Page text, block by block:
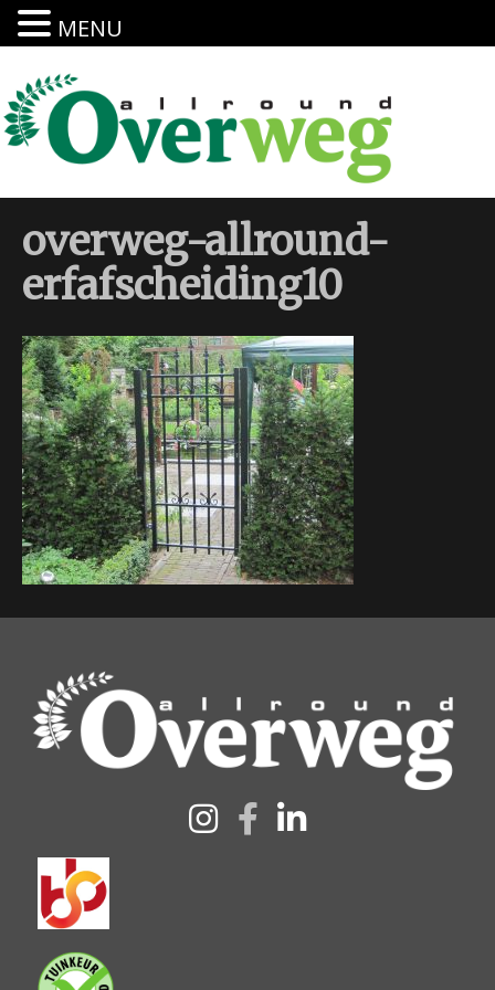
overweg-allround-
erfafscheiding10
MENU